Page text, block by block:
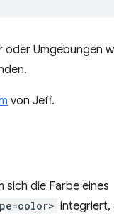
oder Umgebungen
von Jeff.
sich die Farbe eines
integriert,